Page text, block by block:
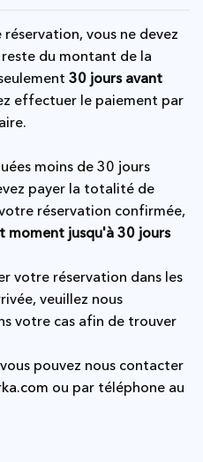
reste du montant de la
30 jours avant
effectuer le paiement par
moins de 30 jours
payer la totalité de
réservation confirmée,
moment jusqu'à 30 jours
votre réservation dans les
veuillez nous
votre cas afin de trouver
pouvez nous contacter
ou par téléphone au